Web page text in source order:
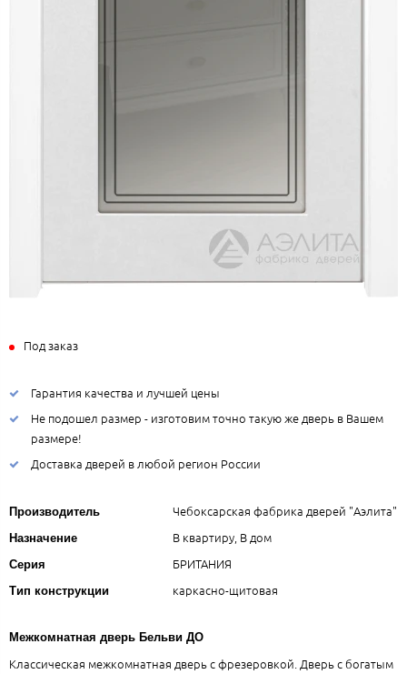
Под заказ
Гарантия качества и лучшей цены
Не подошел размер - изготовим точно такую же дверь в Вашем
размере!
Доставка дверей в любой регион России
Производитель Чебоксарская фабрика дверей "Аэлита"
Назначение В квартиру, В дом
Серия БРИТАНИЯ
Тип конструкции каркасно-щитовая
Межкомнатная дверь Бельви ДО
Классическая межкомнатная дверь с фрезеровкой. Дверь с богатым